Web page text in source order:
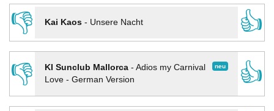
👎
Kai Kaos- Unsere Nacht
👍
👎
neu
KI Sunclub Mallorca- Adios my Carnival
Love - German Version
👍